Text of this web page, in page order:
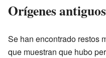
Orígenes antiguos
Se han encontrado restos
que muestran que hubo